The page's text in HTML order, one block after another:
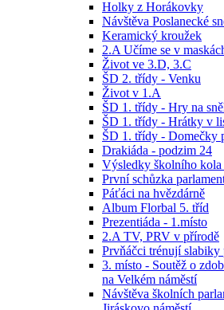
Holky z Horákovky
Návštěva Poslanecké
Keramický kroužek
2.A Učíme se v
Život ve 3.D, 3.C
ŠD 2. třídy - Venku
Život v 1.A
ŠD 1. třídy - Hry na
ŠD 1. třídy - Hrátky v
ŠD 1. třídy - Domečky
Drakiáda - podzim 24
Výsledky školního kola
První schůzka
Páťáci na hvězdárně
Album Florbal 5. tříd
Prezentiáda - 1.místo
2.A TV, PRV v přírodě
Prvňáčci trénují slabiky
3. místo - Soutěž o
na Velkém náměstí
Návštěva školních